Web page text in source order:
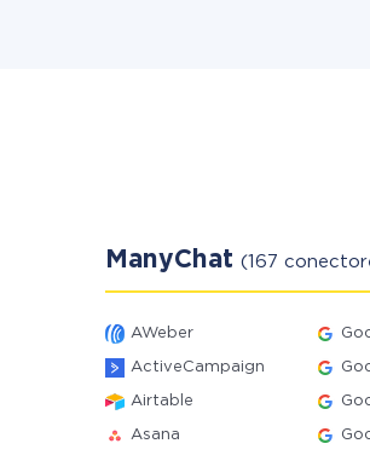
ManyChat (167
AWeber
ActiveCampaign
Airtable
Asana